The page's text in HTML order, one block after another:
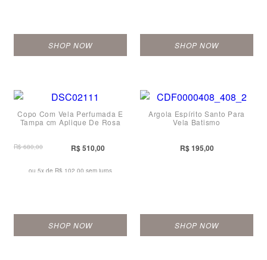
SHOP NOW SHOP NOW
Copo Com Vela Perfumada E
Tampa cm Aplique De Rosa
R$ 680,00 R$ 510,00
ou 5x de R$ 102,00 sem juros
SHOP NOW
Argola Espírito Santo Para
Vela Batismo
R$ 195,00
SHOP NOW